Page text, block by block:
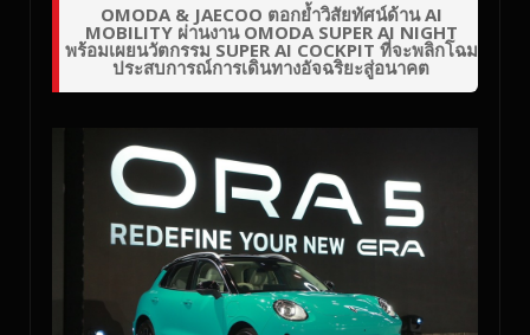
OMODA & JAECOO ตอกย้ำวิสัยทัศน์ด้าน AI
MOBILITY ผ่านงาน OMODA SUPER AI NIGHT
พร้อมเผยนวัตกรรม SUPER AI COCKPIT ที่จะพลิกโฉม
ประสบการณ์การเดินทางอัจฉริยะสู่อนาคต